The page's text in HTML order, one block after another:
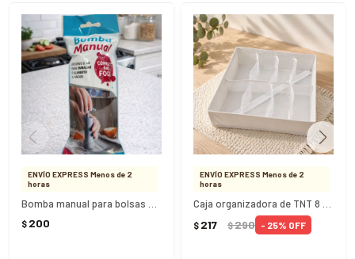
ENVÍO EXPRESS Menos de 2
horas
$ 200
ENVÍO EXPRESS Menos de 2
horas
$ 217 $290 25